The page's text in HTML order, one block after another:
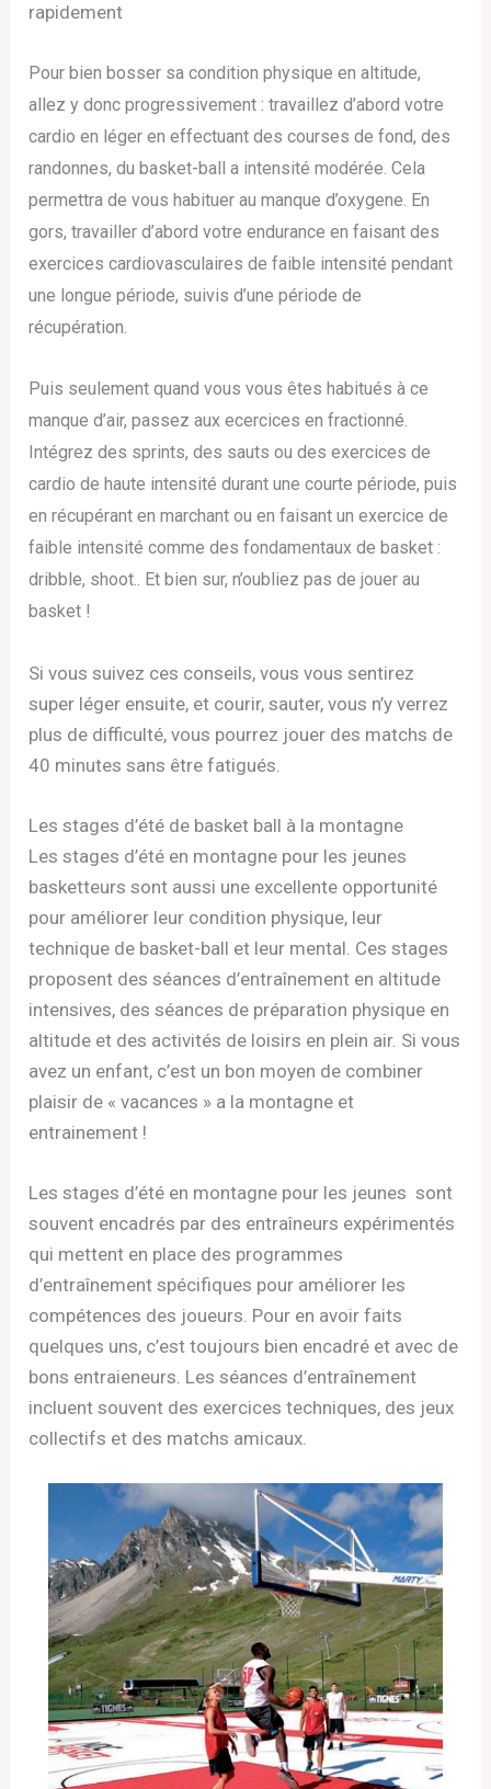
rapidement
Pour bien bosser sa condition physique en altitude,
allez y donc progressivement : travaillez d’abord votre
cardio en léger en effectuant des courses de fond, des
randonnes, du basket-ball a intensité modérée. Cela
permettra de vous habituer au manque d’oxygene. En
gors, travailler d’abord votre endurance en faisant des
exercices cardiovasculaires de faible intensité pendant
une longue période, suivis d’une période de
récupération.
Puis seulement quand vous vous êtes habitués à ce
manque d’air, passez aux ecercices en fractionné.
Intégrez des sprints, des sauts ou des exercices de
cardio de haute intensité durant une courte période, puis
en récupérant en marchant ou en faisant un exercice de
faible intensité comme des fondamentaux de basket :
dribble, shoot.. Et bien sur, n’oubliez pas de jouer au
basket !
Si vous suivez ces conseils, vous vous sentirez
super léger ensuite, et courir, sauter, vous n’y verrez
plus de difficulté, vous pourrez jouer des matchs de
40 minutes sans être fatigués.
Les stages d’été de basket ball à la montagne
Les stages d’été en montagne pour les jeunes
basketteurs sont aussi une excellente opportunité
pour améliorer leur condition physique, leur
technique de basket-ball et leur mental. Ces stages
proposent des séances d’entraînement en altitude
intensives, des séances de préparation physique en
altitude et des activités de loisirs en plein air. Si vous
avez un enfant, c’est un bon moyen de combiner
plaisir de « vacances » a la montagne et
entrainement !
Les stages d’été en montagne pour les jeunes sont
souvent encadrés par des entraîneurs expérimentés
qui mettent en place des programmes
d’entraînement spécifiques pour améliorer les
compétences des joueurs. Pour en avoir faits
quelques uns, c’est toujours bien encadré et avec de
bons entraieneurs. Les séances d’entraînement
incluent souvent des exercices techniques, des jeux
collectifs et des matchs amicaux.